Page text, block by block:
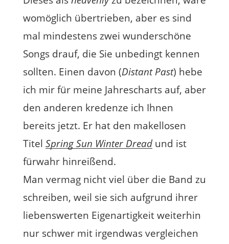
womöglich übertrieben, aber es sind
mal mindestens zwei wunderschöne
Songs drauf, die Sie unbedingt kennen
sollten. Einen davon (Distant Past) hebe
ich mir für meine Jahrescharts auf, aber
den anderen kredenze ich Ihnen
bereits jetzt. Er hat den makellosen
Titel Spring Sun Winter Dreadund ist
fürwahr hinreißend.
Man vermag nicht viel über die Band zu
schreiben, weil sie sich aufgrund ihrer
liebenswerten Eigenartigkeit weiterhin
nur schwer mit irgendwas vergleichen